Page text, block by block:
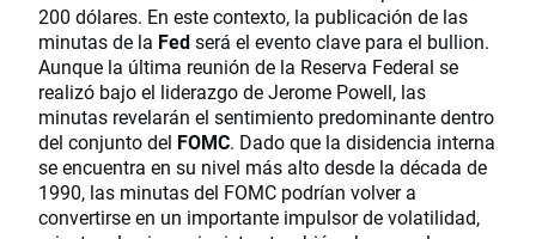
200 dólares. En este contexto, la publicación de las
minutas de la Fedserá el evento clave para el bullion.
Aunque la última reunión de la Reserva Federal se
realizó bajo el liderazgo de Jerome Powell, las
minutas revelarán el sentimiento predominante dentro
del conjunto del FOMC. Dado que la disidencia interna
se encuentra en su nivel más alto desde la década de
1990, las minutas del FOMC podrían volver a
convertirse en un importante impulsor de volatilidad,